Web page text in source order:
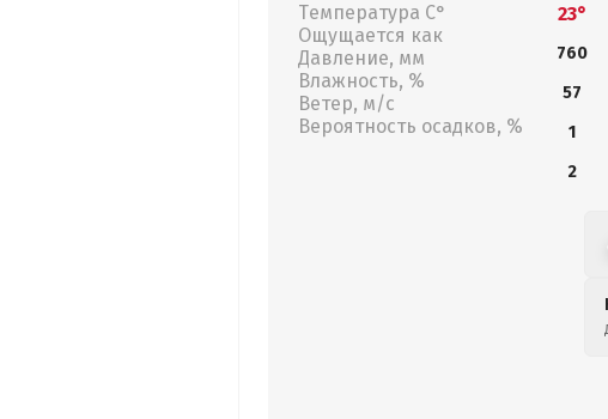
Температура С°
Ощущается как
Давление, мм
Влажность, %
Ветер, м/с
Вероятность осадков, %
23°
760
57
1
2